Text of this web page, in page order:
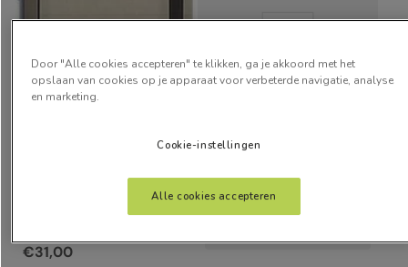
€31,00
Linnen Hopsack
€ 45,00
Door "Alle cookies accepteren" te klikken, ga je akkoord met het
opslaan van cookies op je apparaat voor verbeterde navigatie, analyse
en marketing.
Cookie-instellingen
Alle cookies accepteren